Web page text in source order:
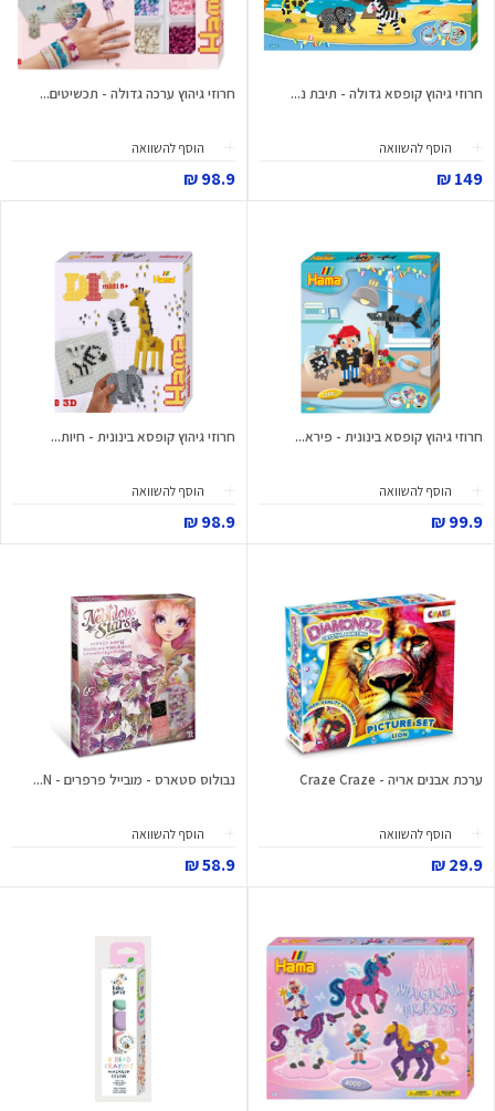
חרוזי גיהוץ קופסא גדולה - תיבת נ...
הוסף להשוואה
149 ₪
חרוזי גיהוץ ערכה גדולה - תכשיטים...
הוסף להשוואה
98.9 ₪
חרוזי גיהוץ קופסא בינונית - פירא...
הוסף להשוואה
99.9 ₪
חרוזי גיהוץ קופסא בינונית - חיות...
הוסף להשוואה
98.9 ₪
ערכת אבנים אריה - Craze Craze
הוסף להשוואה
29.9 ₪
נבולוס סטארס - מובייל פרפרים - N...
הוסף להשוואה
58.9 ₪